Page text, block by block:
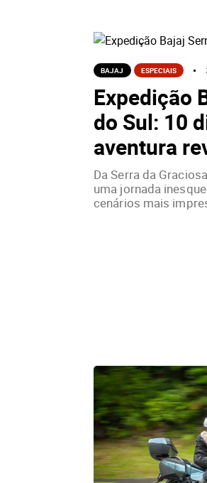
BAJAJ ESPECIAIS
Expedição
do Sul: 10
aventura
Da Serra da
uma jornada
cenários mais